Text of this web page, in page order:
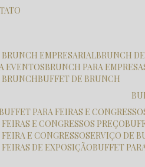
BRUNCH EMPRESARIAL BRUNCH
EVENTOS BRUNCH PARA
BRUNCH BUFFET DE BRUNCH
BUFFET PARA FEIRAS E
FEIRAS E CONGRESSOS PREÇO
FEIRA E CONGRESSO SERVIÇO DE
FEIRAS DE EXPOSIÇÃO BUFFET